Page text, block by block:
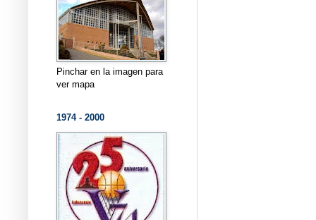
Pinchar en la imagen para
ver mapa
1974 - 2000